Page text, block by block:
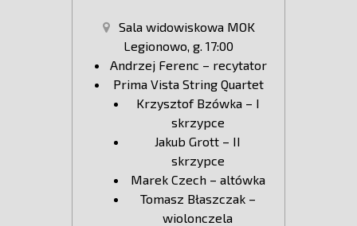
Sala widowiskowa MOK
Legionowo, g. 17:00
Andrzej Ferenc – recytator
Prima Vista String Quartet
Krzysztof Bzówka – I
skrzypce
Jakub Grott – II
skrzypce
Marek Czech – altówka
Tomasz Błaszczak –
wiolonczela